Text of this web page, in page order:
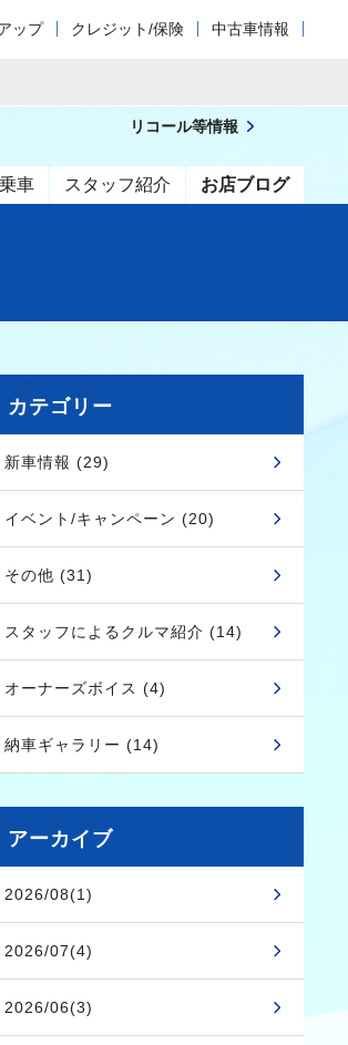
ップ クレジット/保険 中古車情報
車 スタッフ紹介 お店ブログ
リコール等情報
カテゴリー
新車情報 (29)
イベント/キャンペーン (20)
その他 (31)
スタッフによるクルマ紹介 (14)
オーナーズボイス (4)
納車ギャラリー (14)
アーカイブ
2026/08(1)
2026/07(4)
2026/06(3)